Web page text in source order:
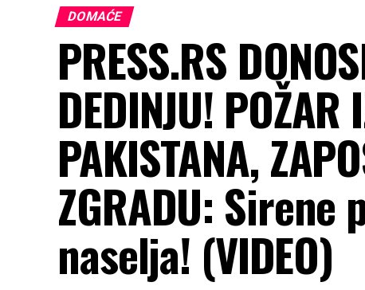
DOMAĆE
PRESS.RS
DEDINJU!
PAKISTANA,
ZGRADU:
naselja! (VIDEO)